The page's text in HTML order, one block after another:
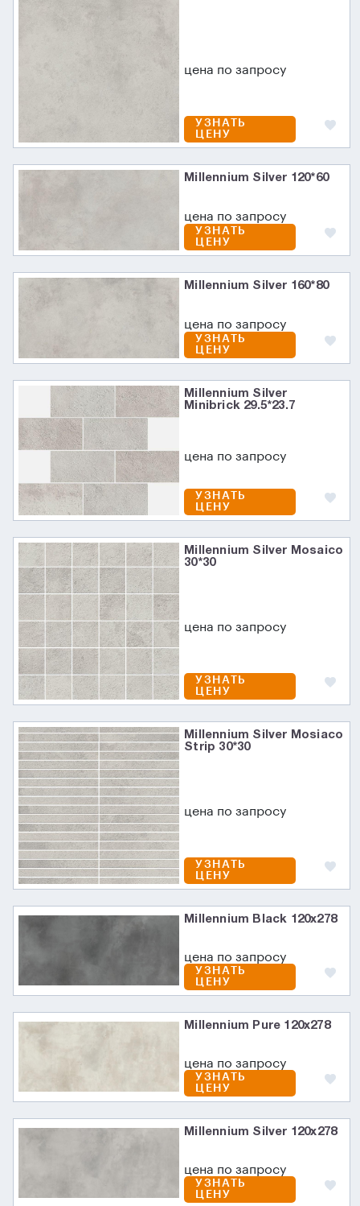
цена по запросу
УЗНАТЬ
ЦЕНУ
Millennium Silver 120*60
цена по запросу
УЗНАТЬ
ЦЕНУ
Millennium Silver 160*80
цена по запросу
УЗНАТЬ
ЦЕНУ
Millennium Silver
Minibrick 29.5*23.7
цена по запросу
УЗНАТЬ
ЦЕНУ
Millennium Silver Mosaico
30*30
цена по запросу
УЗНАТЬ
ЦЕНУ
Millennium Silver Mosiaco
Strip 30*30
цена по запросу
УЗНАТЬ
ЦЕНУ
Millennium Black 120x278
цена по запросу
УЗНАТЬ
ЦЕНУ
Millennium Pure 120x278
цена по запросу
УЗНАТЬ
ЦЕНУ
Millennium Silver 120x278
цена по запросу
УЗНАТЬ
ЦЕНУ